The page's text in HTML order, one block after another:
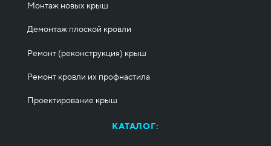
Монтаж новых крыш
Демонтаж плоской кровли
Ремонт (реконструкция) крыш
Ремонт кровли их профнастила
Проектирование крыш
КАТАЛОГ: